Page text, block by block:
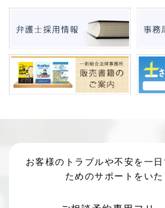
お客様のトラブルや不安を一日
ためのサポートをいた